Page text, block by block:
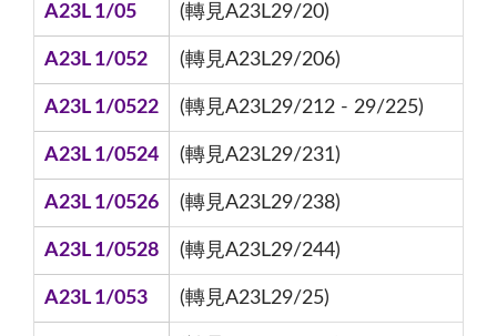
A23L 1/05 (轉見A23L29/20)
A23L 1/052 (轉見A23L29/206)
A23L 1/0522 (轉見A23L29/212 - 29/225)
A23L 1/0524 (轉見A23L29/231)
A23L 1/0526 (轉見A23L29/238)
A23L 1/0528 (轉見A23L29/244)
A23L 1/053 (轉見A23L29/25)